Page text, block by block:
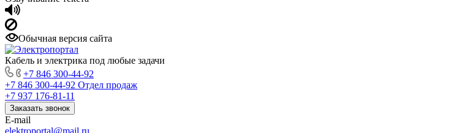
Обычная версия сайта
Кабель и электрика под любые задачи
+7 846 300-44-92
+7 846 300-44-92 Отдел продаж
+7 937 176-81-11
Заказать звонок
E-mail
elektroportal@mail.ru